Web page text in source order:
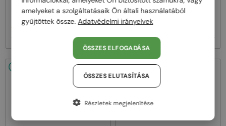
BPS-169 VICTOIRE - C - 60
BPS-169 VICTOIRE - B - 60
48/72 -25%
amelyeket a szolgáltatásaik Ön általi használatából
gyűjtöttek össze. Adatvédelmi irányelvek
ÖSSZES ELFOGADÁSA
ÖSSZES ELUTASÍTÁSA
Részletek megjelenítése